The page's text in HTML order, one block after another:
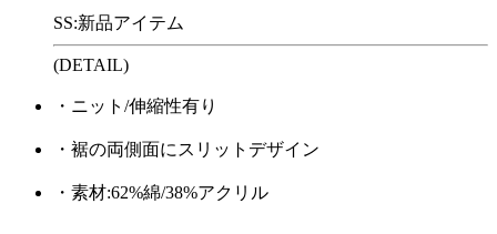
SS:新品アイテム
(DETAIL)
・ニット/伸縮性有り
・裾の両側面にスリットデザイン
・素材:62%綿/38%アクリル